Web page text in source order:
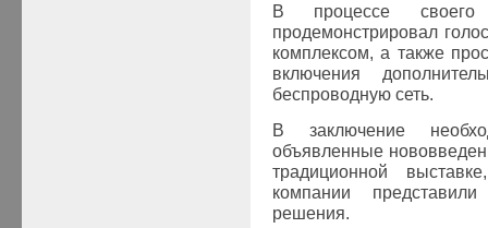
В процессе
продемонстрировал
комплексом, а также
включения
беспроводную сеть.
В заключение
объявленные
традиционной
компании
решения.